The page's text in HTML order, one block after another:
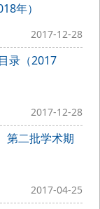
年）
2017-12-28
录（2017
2017-12-28
第二批学术期
2017-04-25